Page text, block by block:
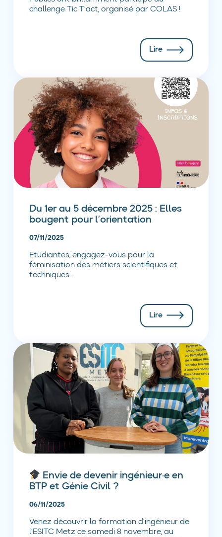
challenge Tic T’act, organisé par COLAS !
Lire
Du 1er au 5 décembre 2025 : Elles
bougent pour l’orientation
07/11/2025
Étudiantes, engagez-vous pour la
féminisation des métiers scientifiques et
techniques...
Lire
Envie de devenir ingénieur·e en
BTP et Génie Civil ?
06/11/2025
Venez découvrir la formation d’ingénieur de
l’ESITC Metz ce samedi 8 novembre, au